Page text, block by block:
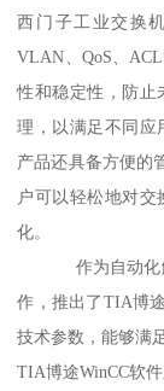
西门子工业交换
VLAN、QoS、
性和稳定性，防止
理，以满足不同应
产品还具备方便的
户可以轻松地对
化。
作为自动化解决
作，推出了TIA博
技术参数，能够满
TIA博途WinCC软